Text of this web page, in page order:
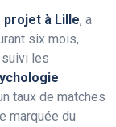
projet à Lille, a
six mois,
les
taux de matches
marquée du